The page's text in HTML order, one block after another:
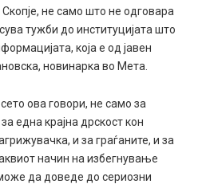
не само што не одговара
тужби до институцијата што
која е од јавен
новинарка во Мета.
ова говори, не само за
една крајна дрскост кон
и за граѓаните, и за
начин на избегнување
да доведе до сериозни